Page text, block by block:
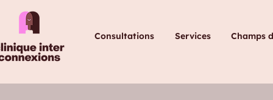
Consultations Services Champs